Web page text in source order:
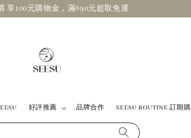
享100元購物金，滿890元超取免運
好評推薦 品牌合作 SEESU ROUTINE 訂期購